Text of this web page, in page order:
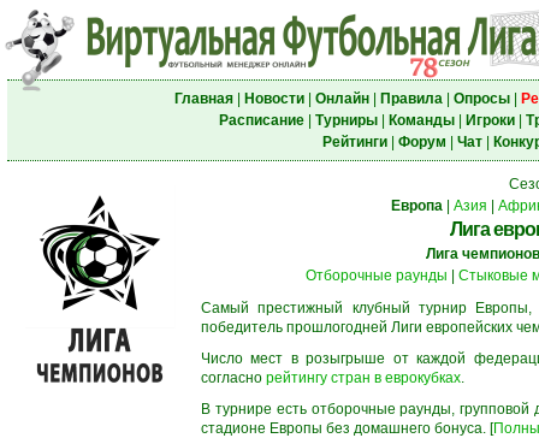
Главная| Новости| Онлайн| Правила| Опросы|
Расписание| Турниры| Команды| Игроки|
Рейтинги| Форум Чат|
Европа
Азия
Лига
Лига чемпионов
Отборочные раунды
Стыковые
Самый престижный клубный турнир
победитель прошлогодней Лиги европейских
Число мест в розыгрыше от каждой
согласно рейтингу стран в еврокубках.
В турнире есть отборочные раунды,
стадионе Европы без домашнего бонуса. [